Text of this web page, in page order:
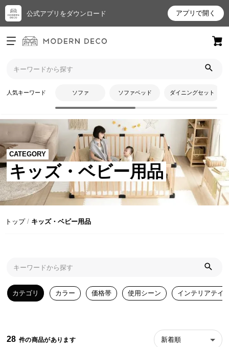
公式アプリをダウンロード アプリで開く
ログイン
新規会員登録
お
入
ア
イ
テ
ム
最
ッ
し
た
テ
人気キーワード ソファ ソファベッド ダイニングセット
CATEGORY
キッズ・ベビー用品
トップ キッズ・ベビー用品
カテゴリ カラー 価格帯 使用シーン インテリアテイ
28 新着順